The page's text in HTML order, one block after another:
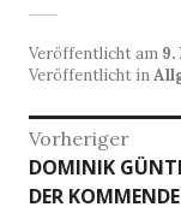
Veröffentlicht am 9.
Veröffentlicht in
Vorheriger
Vorheriger
Beitrag:
DOMINIK
DER